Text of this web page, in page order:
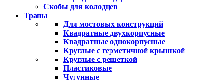
Скобы для колодцев
Трапы
Для мостовых конструкций
Квадратные двухкорпусные
Квадратные однокорпусные
Круглые с герметичной крышкой
Круглые с решеткой
Пластиковые
Чугунные